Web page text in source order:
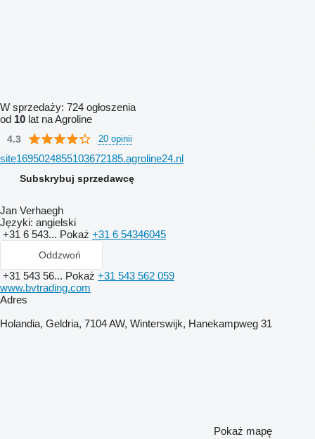
W sprzedaży: 724 ogłoszenia
od 10 lat na Agroline
4.3 20 opinii
site1695024855103672185.agroline24.nl
Subskrybuj sprzedawcę
Jan Verhaegh
Języki: angielski
+31 6 543... Pokaż +31 6 54346045
Oddzwoń
+31 543 56... Pokaż +31 543 562 059
www.bvtrading.com
Adres
Holandia, Geldria, 7104 AW, Winterswijk, Hanekampweg 31
Pokaż mapę